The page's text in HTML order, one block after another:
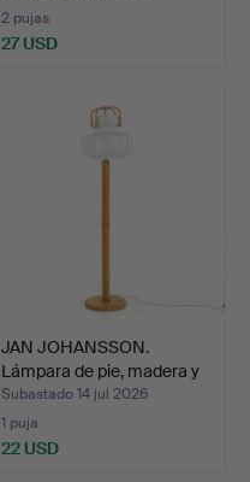
2 pujas
27 USD
JAN JOHANSSON.
Lámpara de pie, madera y
c…
Subastado 14 jul 2026
1 puja
22 USD